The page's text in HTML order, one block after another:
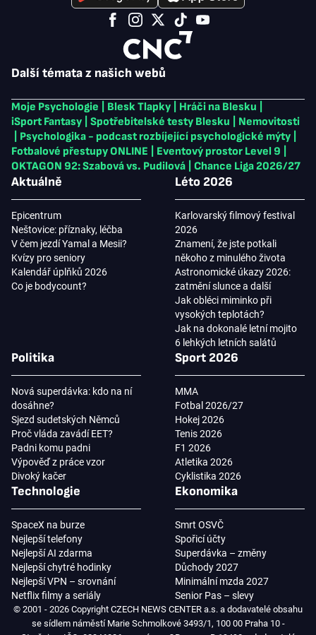
Další témata z našich webů
Moje Psychologie Blesk Tlapky Hráči na Blesku
iSport Fantasy
Spotřebitelské testy Blesku
Nemovitosti
Psychologika - podcast rozbíjející psychologické mýty
Fotbalové přestupy ONLINE
Eventový prostor Level 9
OKTAGON 92: Szabová vs. Pudilová
Chance Liga 2026/27
Aktuálně
Epicentrum
Neštovice: příznaky, léčba
V čem jezdí Yamal a Mesii?
Kvízy pro seniory
Kalendář úplňků 2026
Co je bodycount?
Léto 2026
Karlovarský filmový festival
2026
Znamení, že jste potkali
někoho z minulého života
Astronomické úkazy 2026:
zatmění slunce a další
Jak obléci miminko při
vysokých teplotách?
Jak na dokonalé letní mojito
6 lehkých letních salátů
Politika
Nová superdávka: kdo na ní
dosáhne?
Sjezd sudetských Němců
Proč vláda zavádí EET?
Padni komu padni
Výpověď z práce vzor
Divoký kačer
Sport 2026
MMA
Fotbal 2026/27
Hokej 2026
Tenis 2026
F1 2026
Atletika 2026
Cyklistika 2026
Technologie
SpaceX na burze
Nejlepší telefony
Nejlepší AI zdarma
Nejlepší chytré hodinky
Nejlepší VPN – srovnání
Netflix filmy a seriály
Ekonomika
Smrt OSVČ
Spořicí účty
Superdávka – změny
Důchody 2027
Minimální mzda 2027
Senior Pas – slevy
© 2001 - 2026 Copyright CZECH NEWS CENTER a.s. a dodavatelé obsahu
se sídlem náměstí Marie Schmolkové 3493/1, 100 00 Praha 10 -